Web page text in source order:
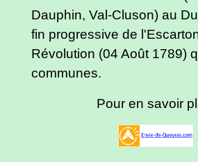
Dauphin, Val-Cluson) au
fin progressive de
Révolution (04 Août 1789)
communes.
Pour en savoir